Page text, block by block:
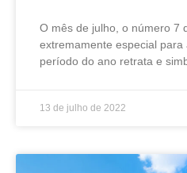
O mês de julho, o número 7
extremamente especial para
período do ano retrata e
13 de julho de 2022